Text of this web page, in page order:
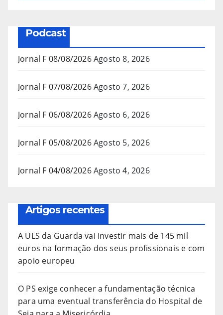
Podcast
Jornal F 08/08/2026Agosto 8, 2026
Jornal F 07/08/2026Agosto 7, 2026
Jornal F 06/08/2026Agosto 6, 2026
Jornal F 05/08/2026Agosto 5, 2026
Jornal F 04/08/2026Agosto 4, 2026
Artigos recentes
A ULS da Guarda vai investir mais de 145 mil
euros na formação dos seus profissionais e com
apoio europeu
O PS exige conhecer a fundamentação técnica
para uma eventual transferência do Hospital de